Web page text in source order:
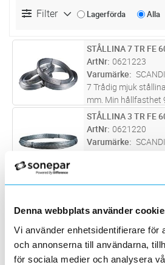
Denna webbplats använder
Vi använder enhetsidentifierare för
och annonserna till användarna,
för sociala medier och analysera
Filter Lagerförda Alla
M Lägg i
STÅLLINA 7 TR FE
ArtNr 0621223
Varumärke
7 Trådig mjuk
mm. Min hållfasthet
staglina tillverkad
märkning i änden.
M Lägg i
STÅLLINA 3 TR FE
ArtNr 0621220
Varumärke
mm. Min
M Lägg i
STÅLLINA 7 TR FE
Varumärke
mm. Min hållfasthet
staglina tillverkad
märkning i änden.
M Lägg i
STÅLLINA 7 TR FE